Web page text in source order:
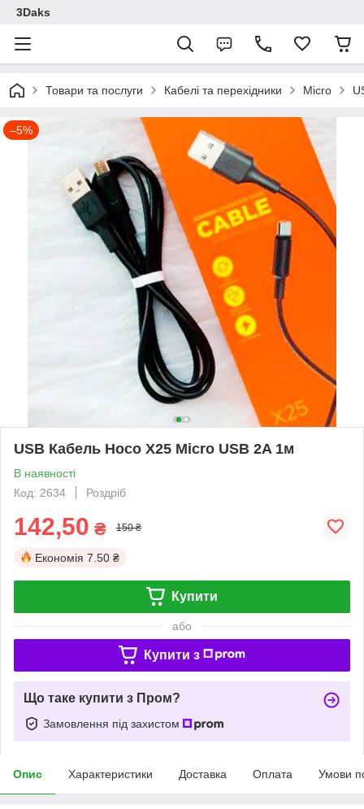
3Daks
Товари та послуги Кабелі та перехідники Micro
–5%
USB Кабель Hoco X25 Micro USB 2A 1м
В наявності
Код: 2634
Роздріб
142,50 ₴ 150 ₴
Економія 7.50 ₴
Купити
або
Купити з
Що таке купити з Пром?
Замовлення під захистом
Опис Характеристики Доставка Оплата Умови